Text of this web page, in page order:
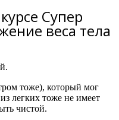
Супер
веса тела
тоже), который мог
легких тоже не имеет
чистой.